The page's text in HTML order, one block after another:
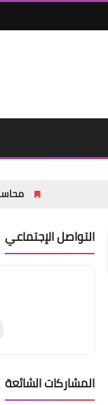
التواصل الإجتماعي
المشاركات الشائعة